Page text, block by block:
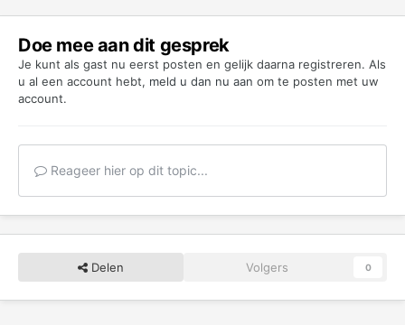
Doe mee aan dit gesprek
Je kunt als gast nu eerst posten en gelijk daarna registreren. Als
u al een account hebt, meld u dan nu aan om te posten met uw
account.
Reageer hier op dit topic...
Delen Volgers 0